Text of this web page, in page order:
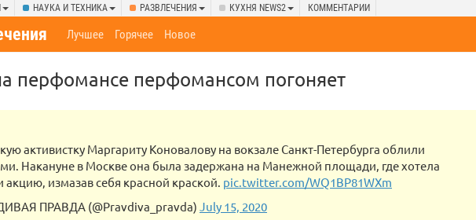
НАУКА И ТЕХНИКА РАЗВЛЕЧЕНИЯ КУХНЯ NEWS2 КОММЕНТАРИИ
Лучшее Горячее Новое
перфомансе перфомансом погоняет
активистку Маргариту Коновалову на вокзале Санкт-Петербурга облили
Накануне в Москве она была задержана на Манежной площади, где хотела
акцию, измазав себя красной краской. pic.twitter.com/WQ1BP81WXm
ПРАВДА (@Pravdiva_pravda) July 15, 2020